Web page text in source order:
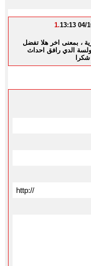
1.
، بمعنى اخر هلا تفضل
الدي رافق احداث